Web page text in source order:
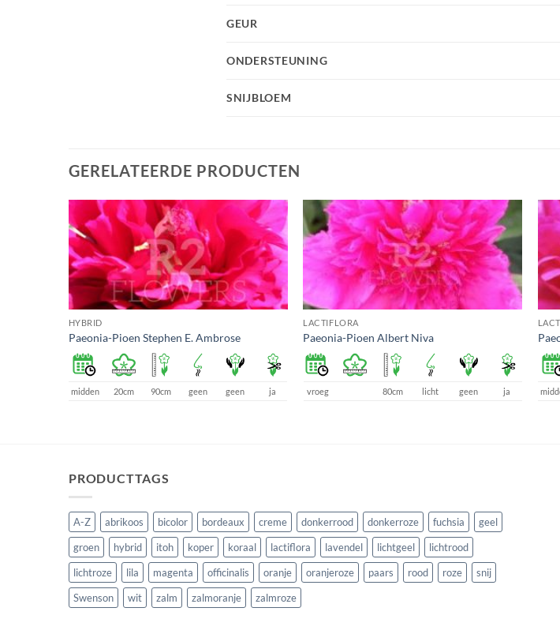
GEUR
ONDERSTEUNING
SNIJBLOEM
GERELATEERDE PRODUCTEN
HYBRID
Paeonia-Pioen Stephen E. Ambrose
midden 20cm 90cm geen geen ja
LACTIFLORA
Paeonia-Pioen Albert Niva
vroeg 80cm licht geen ja
PRODUCTTAGS
A-Z abrikoos bicolor bordeaux creme donkerrood donkerroze fuchsia
geel
groen
hybrid itoh koper koraal lactiflora lavendel lichtgeel
lichtrood
lichtroze
lila magenta officinalis oranje oranjeroze paars rood roze
snij
Swenson
wit zalm zalmoranje zalmroze